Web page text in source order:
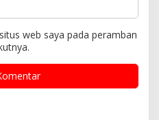
web saya pada peramban